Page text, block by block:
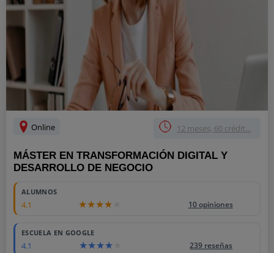
Online 12 meses, 60 crédit...
MÁSTER EN TRANSFORMACIÓN DIGITAL Y
DESARROLLO DE NEGOCIO
ALUMNOS
4.1 10 opiniones
ESCUELA EN GOOGLE
4.1 239 reseñas